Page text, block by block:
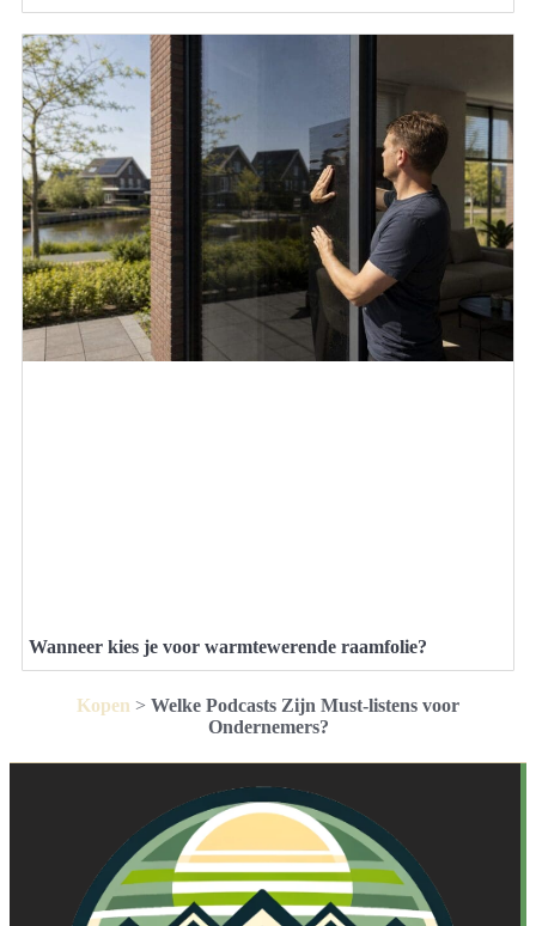
Wanneer kies je voor warmtewerende raamfolie?
Kopen > Welke Podcasts Zijn Must-listens voor
Ondernemers?